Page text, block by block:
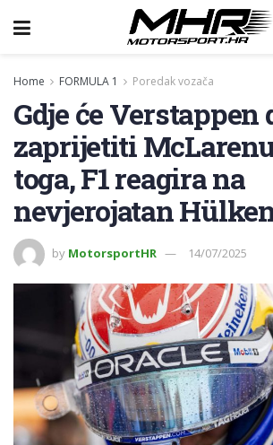
Home FORMULA 1 Poredak vozača
Gdje će Verstappen
zaprijetiti
toga, F1 reagira na
nevjerojatan
by MotorsportHR 14/07/2025